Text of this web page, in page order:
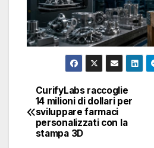
Navigazione
articoli
CurifyLabs raccoglie
14 milioni di dollari per
sviluppare farmaci
personalizzati con la
stampa 3D